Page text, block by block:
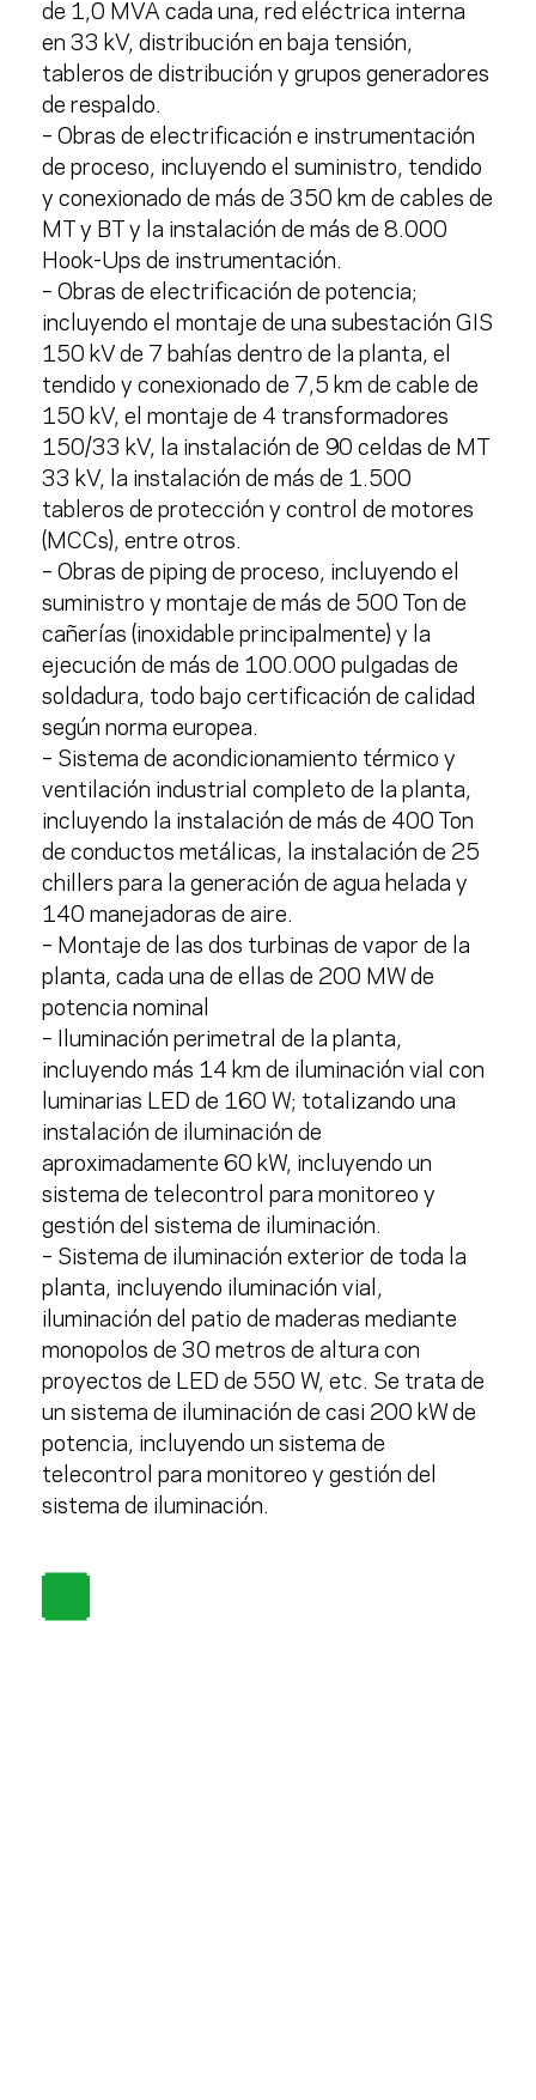
de 1,0 MVA cada una, red eléctrica interna
en 33 kV, distribución en baja tensión,
tableros de distribución y grupos generadores
de respaldo.
– Obras de electrificación e instrumentación
de proceso, incluyendo el suministro, tendido
y conexionado de más de350 km de cables de
MT y BT
y la instalación demás de 8.000
Hook-Ups de instrumentación.
– Obras de electrificación de potencia;
incluyendo el montaje de unasubestación GIS
150 kV de 7 bahías dentro de la planta, el
tendido y conexionado de 7,5 km de cable de
150 kV, el montaje de 4 transformadores
150/33 kV, la instalación de 90 celdas de MT
33 kV, la instalación demás de 1.500
tableros de protección y control de motores
(MCCs), entre otros.
– Obras de piping de proceso, incluyendo el
suministro y montaje de más de 500 Ton de
cañerías (inoxidable principalmente) y la
ejecución demás de 100.000 pulgadas de
soldadura, todo bajo certificación de calidad
según norma europea.
– Sistema de acondicionamiento térmico y
ventilación industrial completo de la planta,
incluyendo la instalación de más de 400 Ton
de conductos metálicas, la instalación de 25
chillers para la generación de agua helada y
140 manejadoras de aire.
– Montaje de lasdos turbinas de vapor de la
planta, cada una de ellas de 200 MW de
potencia nominal
– Iluminación perimetral de la planta,
incluyendo más 14 km de iluminación vial con
luminarias LED de 160 W; totalizando una
instalación de iluminación de
aproximadamente 60 kW, incluyendo un
sistema de telecontrol para monitoreo y
gestión del sistema de iluminación.
– Sistema de iluminación exterior de toda la
planta, incluyendo iluminación vial,
iluminación del patio de maderas mediante
monopolos de 30 metros de altura con
proyectos de LED de 550 W, etc. Se trata de
un sistema de iluminación de casi 200 kW de
potencia, incluyendo un sistema de
telecontrol para monitoreo y gestión del
sistema de iluminación.